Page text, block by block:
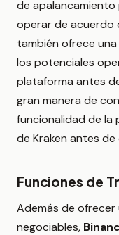
de apalancamiento
operar de acuerdo
también ofrece
los potenciales
plataforma antes
gran manera de
funcionalidad de
de Kraken antes
Funciones de
Además de ofrecer
negociables,